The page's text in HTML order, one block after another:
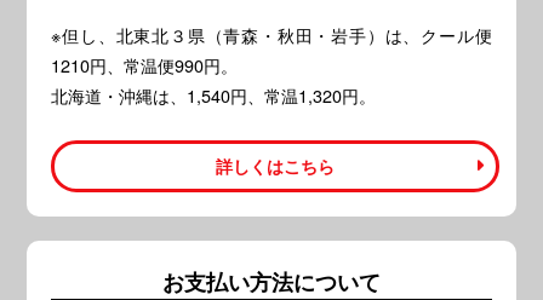
※但し、北東北３県（青森・秋田・岩手）は、クール便
1210円、常温便990円。
北海道・沖縄は、1,540円、常温1,320円。
詳しくはこちら
お支払い方法について